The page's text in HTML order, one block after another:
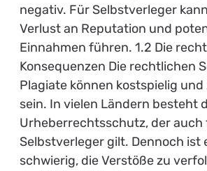
negativ. Für Selbstverleger
Verlust an Reputation und
Einnahmen führen. 1.2 Die
Konsequenzen Die rechtlichen
Plagiate können kostspielig
sein. In vielen Ländern besteht
Urheberrechtsschutz, der auch
Selbstverleger gilt. Dennoch ist
schwierig, die Verstöße zu